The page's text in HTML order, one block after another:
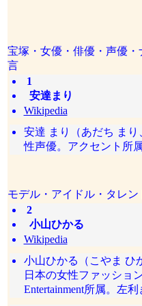
宝塚・女優・俳優・声優
言
1
安達まり
Wikipedia
安達 まり（あだち ま
性声優。アクセント所属
モデル・アイドル・タレ
2
小山ひかる
Wikipedia
小山ひかる（こやま ひ
日本の女性ファッショ
Entertainment所属。左利